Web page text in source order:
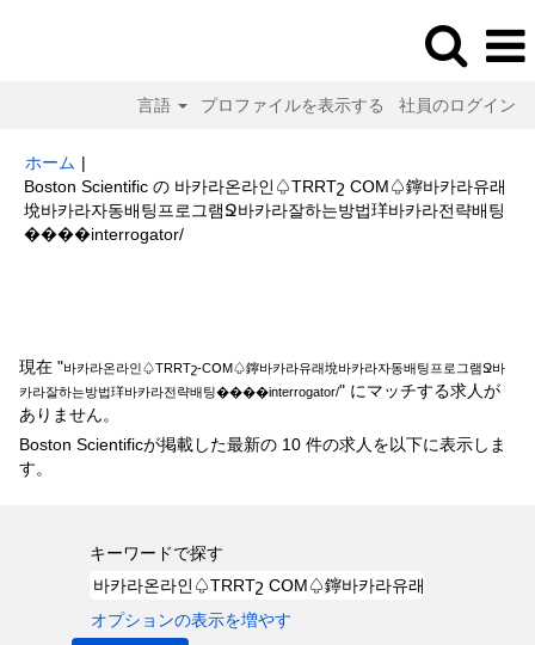
言語 プロファイルを表示する 社員のログイン
ホーム |
Boston Scientific の 바카라온라인♤TRRTշ CՕM♤鑏바카라유래
㙂바카라자동배팅프로그램Ջ바카라잘하는방법珜바카라전략배팅
����interrogator/(現
現在 "바카라온라인♤TRRTշ-CՕM♤鑏바카라유래㙂바카라자동배팅프로그램Ջ바
카라잘하는방법珜바카라전략배팅����interrogator/" にマッチする求人が
ありません。
Boston Scientificが掲載した最新の 10 件の求人を以下に表示しま
す。
キーワードで探す
オプションの表示を増やす